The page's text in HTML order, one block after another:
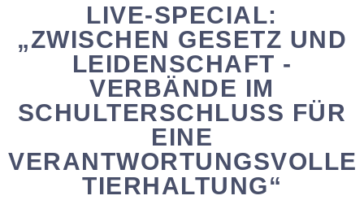
LIVE-SPECIAL:
„ZWISCHEN GESETZ UND
LEIDENSCHAFT -
VERBÄNDE IM
SCHULTERSCHLUSS FÜR
EINE
VERANTWORTUNGSVOLLE
TIERHALTUNG“